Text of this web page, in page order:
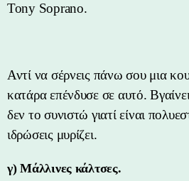
Tony Soprano.
Αντί να σέρνεις πάνω σου μια
κατάρα επένδυσε σε αυτό.
δεν το συνιστώ γιατί είναι
ιδρώσεις μυρίζει.
γ) Μάλλινες κάλτσες.